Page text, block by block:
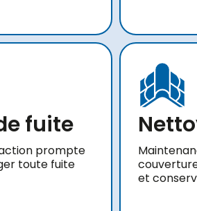
fuite
prompte
toute fuite
et